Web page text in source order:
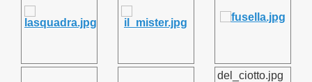
del_ciotto.jpg